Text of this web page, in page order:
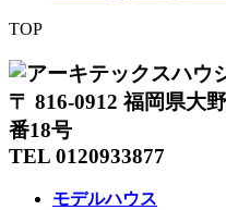
TOP
〒 816-0912 福岡県大
番18号
TEL 0120933877
モデルハウス